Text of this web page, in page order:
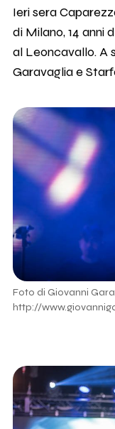
Ieri sera
di Milano, 14 anni
al Leoncavallo. A
Garavaglia e
Foto di Giovanni
http://